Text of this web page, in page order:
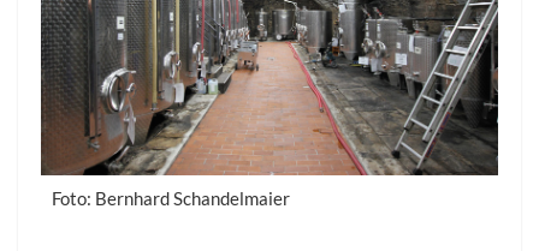
Foto: Bernhard Schandelmaier